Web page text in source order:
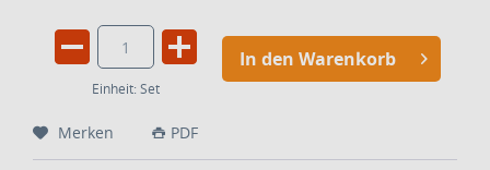
Einheit: Set
In den Warenkorb
Merken PDF